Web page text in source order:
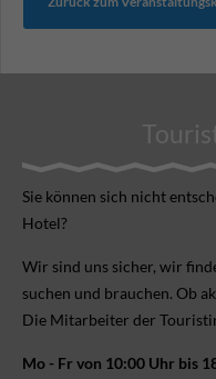
Sie können sich nicht
Hotel?
Wir sind uns sicher, wir
suchen und brauchen. Ob
Die Mitarbeiter der
Mo - Fr von 10:00 Uhr bis